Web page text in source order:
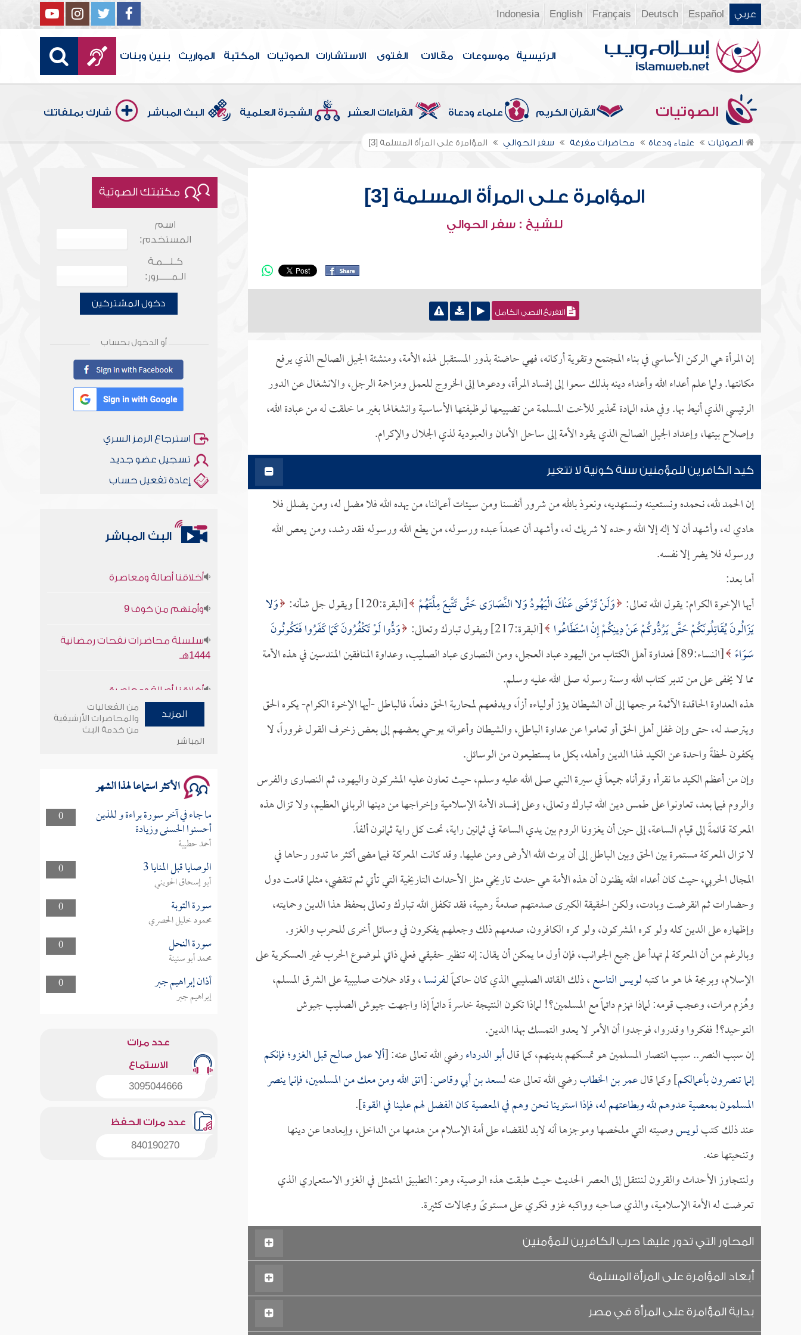
عربي Español
Deutsch
Français
English
Indonesia
الرئيسية موسوعات مقالات الفتوى الاستشارات الصوتيات المكتبة المواريث بنين وبنات
الصوتيات القرآن الكريم علماء ودعاة القراءات العشر الشجرة العلمية البث المباشر شارك بملفاتك
الصوتيات علماء ودعاة محاضرات مفرغة سفر الحوالي المؤامرة على المرأة المسلمة [3]
المؤامرة على المرأة المسلمة [3]
للشيخ : سفر الحوالي
التفريغ النصي الكامل
إن المرأة هي الركن الأساسي في بناء المجتمع وتقوية أركانه، فهي حاضنة بذور المستقبل لهذه الأمة، ومنشئة الجيل الصالح الذي يرفع
مكانتها. ولما علم أعداء الله وأعداء دينه بذلك سعوا إلى إفساد المرأة، ودعوها إلى الخروج للعمل ومزاحمة الرجل، والانشغال عن الدور
الرئيسي الذي أنيط بها. وفي هذه المادة تحذير للأخت المسلمة من تضييعها لوظيفتها الأساسية وانشغالها بغير ما خلقت له من عبادة الله،
وإصلاح بيتها، وإعداد الجيل الصالح الذي يقود الأمة إلى ساحل الأمان والعبودية لذي الجلال والإكرام.
كيد الكافرين للمؤمنين سنة كونية لا تتغير
إن الحمد لله، نحمده ونستعينه ونستهديه، ونعوذ بالله من شرور أنفسنا ومن سيئات أعمالنا، من يهده الله فلا مضل له، ومن يضلل فلا
هادي له، وأشهد أن لا إله إلا الله وحده لا شريك له، وأشهد أن محمداً عبده ورسوله، من يطع الله ورسوله فقد رشد، ومن يعص الله
ورسوله فلا يضر إلا نفسه.
أما بعد:
أيها الإخوة الكرام: يقول الله تعالى: وَلَنْ تَرْضَى عَنْكَ الْيَهُودُ وَلا النَّصَارَى حَتَّى تَتَّبِعَ مِلَّتَهُمْ [البقرة:120] ويقول جل شأنه:
وَلا
يَزَالُونَ يُقَاتِلُونَكُمْ حَتَّى يَرُدُّوكُمْ عَنْ دِينِكُمْ إِنْ اسْتَطَاعُوا [البقرة:217] ويقول تبارك وتعالى:
وَدُّوا لَوْ تَكْفُرُونَ كَمَا كَفَرُوا فَتَكُونُونَ
سَوَاءً
[النساء:89] فعداوة أهل الكتاب من اليهود عباد العجل، ومن النصارى عباد الصليب، وعداوة المنافقين المندسين في هذه الأمة
مما لا يخفى على من تدبر كتاب الله وسنة رسوله صلى الله عليه وسلم.
هذه العداوة الحاقدة الآثمة مرجعها إلى أن الشيطان يؤز أولياءه أزاً، ويدفعهم لمحاربة الحق دفعاً، فالباطل -أيها الإخوة الكرام- يكره الحق
ويترصد له، حتى وإن غفل أهل الحق أو تعاموا عن عداوة الباطل، والشيطان وأعوانه يوحي بعضهم إلى بعض زخرف القول غروراً، لا
يكفون لحظةً واحدة عن الكيد لهذا الدين وأهله، بكل ما يستطيعون من الوسائل.
وإن من أعظم الكيد ما نقرأه وقرأناه جميعاً في سيرة النبي صلى الله عليه وسلم، حيث تعاون عليه المشركون واليهود، ثم النصارى والفرس
والروم فيما بعد، تعاونوا على طمس دين الله تبارك وتعالى، وعلى إفساد الأمة الإسلامية وإخراجها من دينها الرباني العظيم، ولا تزال هذه
المعركة قائمةً إلى قيام الساعة، إلى حين أن يغزونا الروم بين يدي الساعة في ثمانين راية، تحت كل راية ثمانون ألفاً.
لا تزال المعركة مستمرة بين الحق وبين الباطل إلى أن يرث الله الأرض ومن عليها. وقد كانت المعركة فيما مضى أكثر ما تدور رحاها في
المجال الحربي، حيث كان أعداء الله يظنون أن هذه الأمة هي حدث تاريخي مثل الأحداث التاريخية التي تأتي ثم تنقضي، مثلما قامت دول
وحضارات ثم انقرضت وبادت، ولكن الحقيقة الكبرى صدمتهم صدمةً رهيبة، فقد تكفل الله تبارك وتعالى بحفظ هذا الدين وحمايته،
وإظهاره على الدين كله ولو كره المشركون، ولو كره الكافرون، صدمهم ذلك وجعلهم يفكرون في وسائل أخرى للحرب والغزو.
وبالرغم من أن المعركة لم تهدأ على جميع الجوانب، فإن أول ما يمكن أن يقال: إنه تنظير حقيقي فعلي ذاتي لموضوع الحرب غير العسكرية على
الإسلام، وبرمجة لها هو ما كتبهلويس التاسع، ذلك القائد الصليبي الذي كان حاكماً لـفرنسا، وقاد حملات صليبية على الشرق المسلم،
وهُزم مرات، وعجب قومه: لماذا نهزم دائماً مع المسلمين؟! لماذا تكون النتيجة خاسرةً دائماً إذا واجهت جيوش الصليب جيوش
التوحيد؟! ففكروا وقدروا، فوجدوا أن الأمر لا يعدو التمسك بهذا الدين.
إن سبب النصر.. سبب انتصار المسلمين هو تمسكهم بدينهم، كما قالأبو الدرداءرضي الله تعالى عنه: [ألا عمل صالح قبل الغزو؛ فإنكم
إنما تنصرون بأعمالكم] وكما قالعمر بن الخطابرضي الله تعالى عنه لـسعد بن أبي وقاص: [اتق الله ومن معك من المسلمين، فإنما ينصر
المسلمون بمعصية عدوهم لله وبطاعتهم له، فإذا استوينا نحن وهم في المعصية كان الفضل لهم علينا في القوة].
عند ذلك كتبلويسوصيته التي ملخصها وموجزها أنه لابد للقضاء على أمة الإسلام من هدمها من الداخل، وإبعادها عن دينها
وتنحيتها عنه.
ولنتجاوز الأحداث والقرون لننتقل إلى العصر الحديث حيث طبقت هذه الوصية، وهو: التطبيق المتمثل في الغزو الاستعماري الذي
تعرضت له الأمة الإسلامية، والذي صاحبه وواكبه غزو فكري على مستوىً ومجالات كثيرة.
المحاور التي تدور عليها حرب الكافرين للمؤمنين
أبعاد المؤامرة على المرأة المسلمة
بداية المؤامرة على المرأة في مصر
مكتبتك الصوتية
اسم
المستخدم:
كـلـــمـة
الـمـــــرور:
دخول المشتركين
أو الدخول بحساب
استرجاع الرمز السري
تسجيل عضو جديد
إعادة تفعيل حساب
البث المباشر
1444هـ
وأمنهم من خوف 9
سلسلة محاضرات نفحات رمضانية
المزيد
من الفعاليات
والمحاضرات الأرشيفية
من خدمة البث
المباشر
الأكثر استماعا لهذا الشهر
0 ما جاء في آخر سورة براءة و للذين
أحسنوا الحسنى وزيادة
أحمد حطيبة
0
الوصايا قبل المنايا 3
أبو إسحاق الحويني
0
سورة التوبة
محمود خليل الحصري
0
سورة النحل
محمد أبو سنينة
0
أذان إبراهيم جبر
إبراهيم جبر
عدد مرات
الاستماع
3095044666
عدد مرات الحفظ
840190270